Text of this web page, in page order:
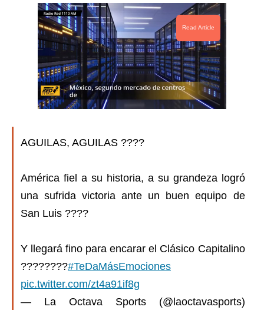
Read Article
AGUILAS, AGUILAS ????
América fiel a su historia, a su grandeza logró
una sufrida victoria ante un buen equipo de
San Luis ????
Y llegará fino para encarar el Clásico Capitalino
????????#TeDaMásEmociones
pic.twitter.com/zt4a91if8g
— La Octava Sports (@laoctavasports)